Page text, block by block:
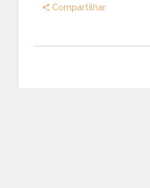
Compartilhar